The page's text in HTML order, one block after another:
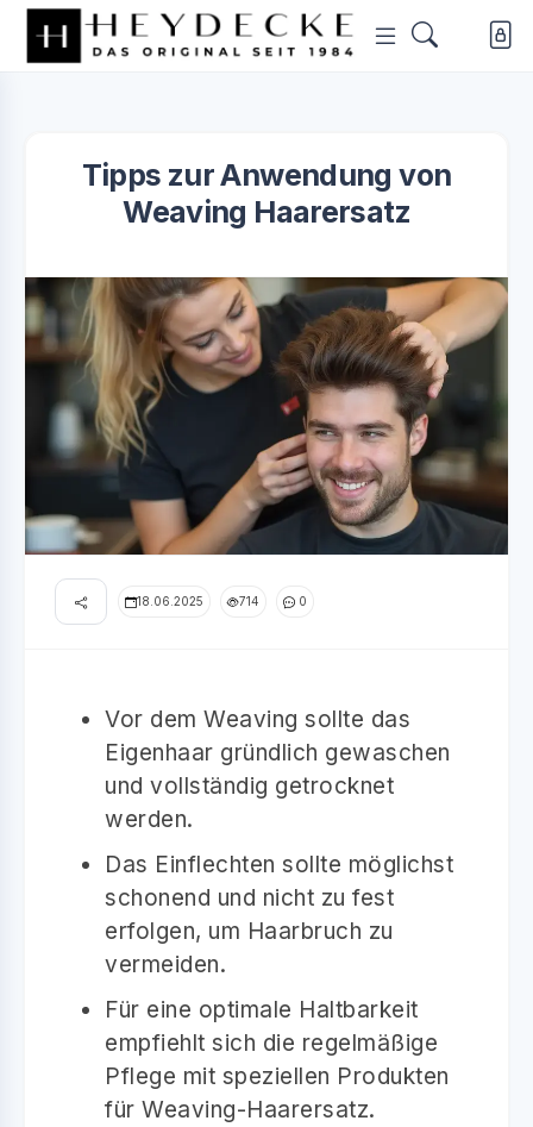
Tipps zur Anwendung von
Weaving Haarersatz
18.06.2025 714 0
Vor dem Weaving sollte das
Eigenhaar gründlich gewaschen
und vollständig getrocknet
werden.
Das Einflechten sollte möglichst
schonend und nicht zu fest
erfolgen, um Haarbruch zu
vermeiden.
Für eine optimale Haltbarkeit
empfiehlt sich die regelmäßige
Pflege mit speziellen Produkten
für Weaving-Haarersatz.